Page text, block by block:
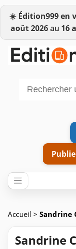
☀️ Édition999 en
août 2026au 16
Accueil > Sandrine
Sandrine